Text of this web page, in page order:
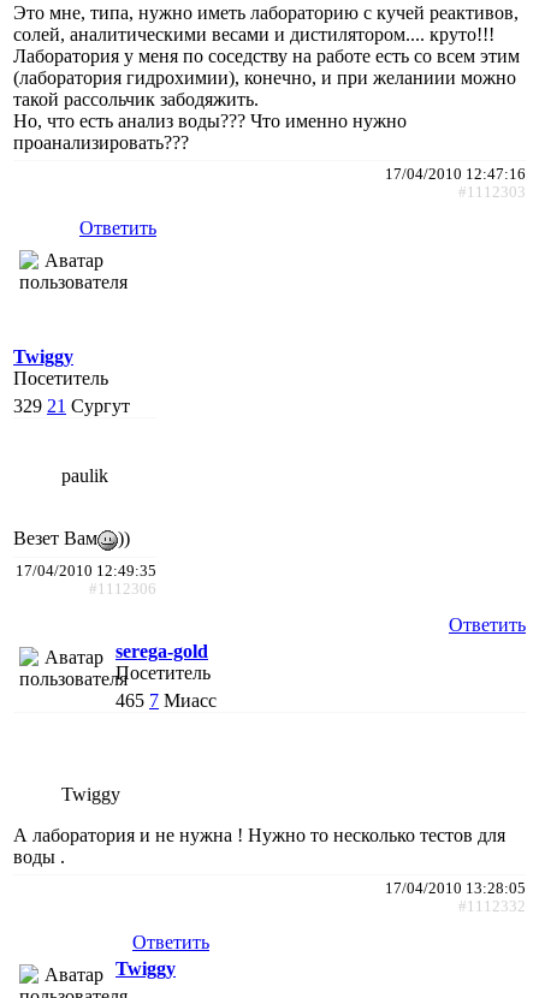
Это мне, типа, нужно иметь лабораторию с кучей реактивов,
солей, аналитическими весами и дистилятором.... круто!!!
Лаборатория у меня по соседству на работе есть со всем этим
(лаборатория гидрохимии), конечно, и при желаниии можно
такой рассольчик забодяжить.
Но, что есть анализ воды??? Что именно нужно
проанализировать???
17/04/2010 12:47:16
#1112303
Ответить
Twiggy
Посетитель
329 21 Сургут
paulik
Везет Вам ))
17/04/2010 12:49:35
#1112306
Ответить
serega-gold
Посетитель
465 7 Миасс
Twiggy
А лаборатория и не нужна ! Нужно то несколько тестов для
воды .
17/04/2010 13:28:05
#1112332
Ответить
Twiggy